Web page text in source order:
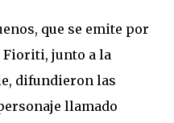
que se emite por
Fioriti, junto a la
difundieron las
llamado